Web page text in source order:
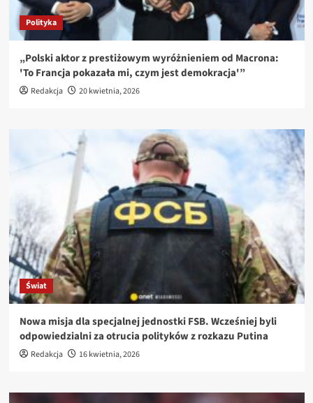
Polityka
„Polski aktor z prestiżowym wyróżnieniem od Macrona:
'To Francja pokazała mi, czym jest demokracja'”
Redakcja 20 kwietnia, 2026
Świat
Nowa misja dla specjalnej jednostki FSB. Wcześniej byli
odpowiedzialni za otrucia polityków z rozkazu Putina
Redakcja 16 kwietnia, 2026